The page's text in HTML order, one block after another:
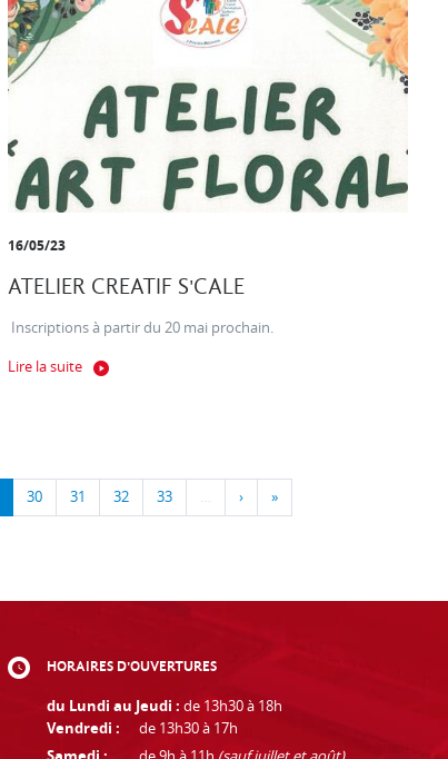
16/05/23
ATELIER CREATIF S'CALE
Inscriptions à partir du 20 mai prochain.
Lire la suite
30 31 32 33 … › »
HORAIRES D'OUVERTURES
du Lundi au Jeudi : de 13h30 à 18h
Vendredi :
de 13h30 à 17h